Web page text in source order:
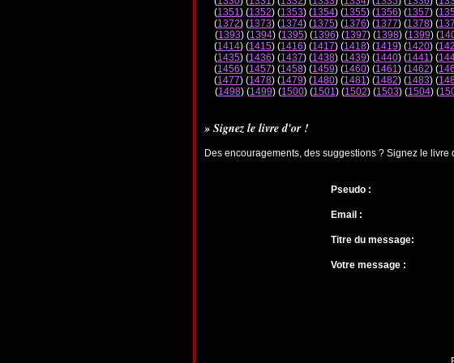
(1351) (1352) (1353) (1354) (1355) (1356) (1357) (
(1372) (1373) (1374) (1375) (1376) (1377) (1378) (
(1393) (1394) (1395) (1396) (1397) (1398) (1399) (
(1414) (1415) (1416) (1417) (1418) (1419) (1420) (
(1435) (1436) (1437) (1438) (1439) (1440) (1441) (
(1456) (1457) (1458) (1459) (1460) (1461) (1462) (
(1477) (1478) (1479) (1480) (1481) (1482) (1483) (
(1498) (1499) (1500) (1501) (1502) (1503) (1504) (
» Signez le livre d'or !
Des encouragements, des suggestions ? Signez le livre
Pseudo :
Email :
Titre du message:
Votre message :